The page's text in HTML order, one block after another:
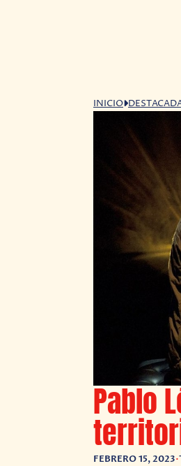
INICIO
Pablo
FEBRERO 15, 2023•